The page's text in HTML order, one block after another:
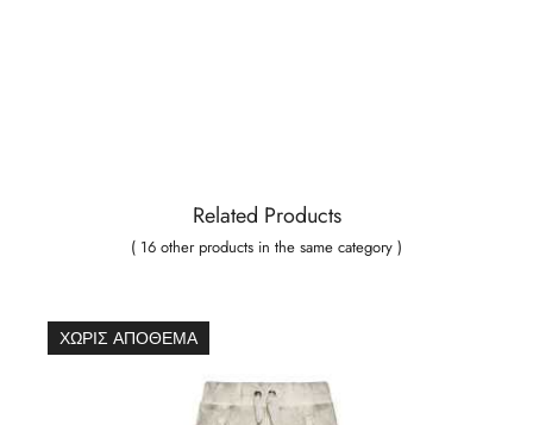
Related Products
( 16 other products in the same category )
ΧΩΡΊΣ ΑΠΌΘΕΜΑ